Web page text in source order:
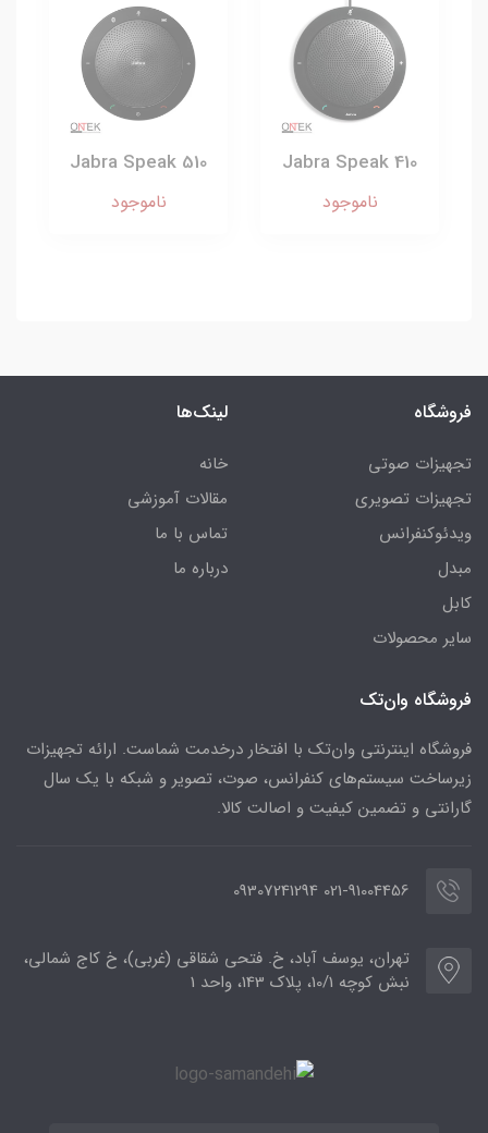
Jabra Speak 410
ناموجود
Jabra Speak 510
ناموجود
فروشگاه
تجهیزات صوتی
تجهیزات تصویری
ویدئوکنفرانس
مبدل
کابل
سایر محصولات
لینک‌ها
خانه
مقالات آموزشی
تماس با ما
درباره ما
فروشگاه وان‌تک
فروشگاه اینترنتی وان‌تک با افتخار درخدمت شماست. ارائه تجهیزات
زیرساخت سیستم‌های کنفرانس، صوت، تصویر و شبکه با یک سال
گارانتی و تضمین کیفیت و اصالت کالا.
021-91004456 09307241294
تهران، یوسف آباد، خ. فتحی شقاقی (غربی)، خ کاج شمالی،
نبش کوچه 10/1، پلاک 143، واحد 1